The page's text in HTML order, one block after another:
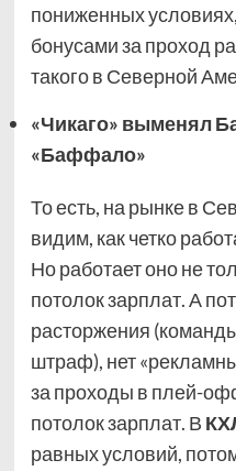
пониженных
бонусами за проход
такого в Северной
«Чикаго» выменял
«Баффало»
То есть, на рынке в
видим, как четко
Но работает оно не
потолок зарплат. А
расторжения
штраф), нет
за проходы в плей-
потолок зарплат. В
равных условий,